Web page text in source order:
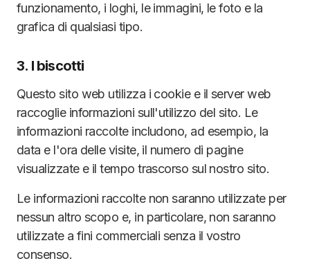
funzionamento, i loghi, le immagini, le foto e la
grafica di qualsiasi tipo.
3. I biscotti
Questo sito web utilizza i cookie e il server web
raccoglie informazioni sull'utilizzo del sito. Le
informazioni raccolte includono, ad esempio, la
data e l'ora delle visite, il numero di pagine
visualizzate e il tempo trascorso sul nostro sito.
Le informazioni raccolte non saranno utilizzate per
nessun altro scopo e, in particolare, non saranno
utilizzate a fini commerciali senza il vostro
consenso.